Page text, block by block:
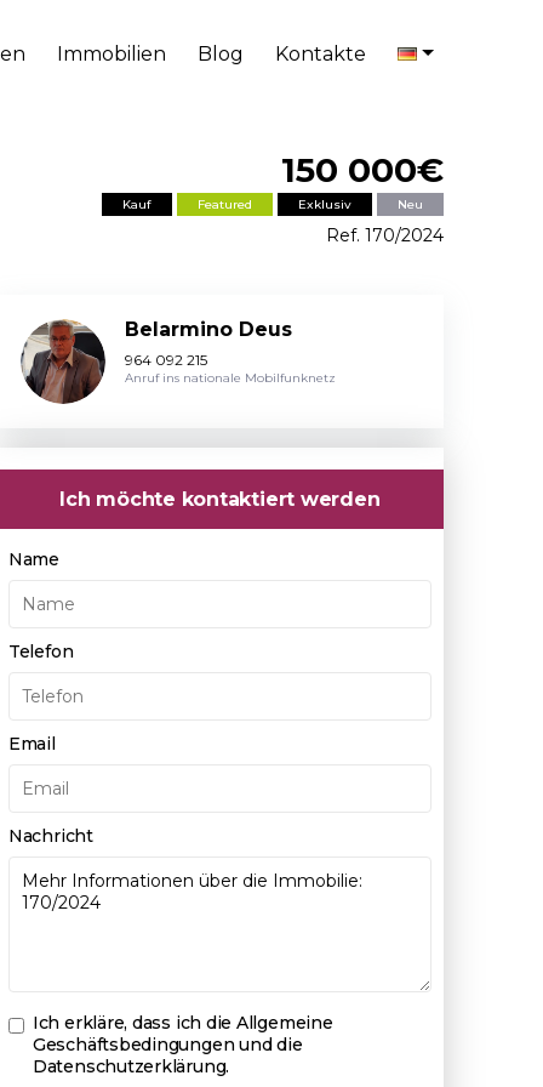
Immobilien Blog Kontakte
150 000€
Kauf Featured Exklusiv Neu
Ref. 170/2024
Belarmino Deus
964 092 215
Anruf ins nationale Mobilfunknetz
Ich möchte kontaktiert werden
Name
Telefon
Email
Nachricht
Ich erkläre, dass ich die Allgemeine
Geschäftsbedingungen und die
Datenschutzerklärung.